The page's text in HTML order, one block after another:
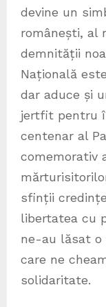
devine un
românești, al
demnității
Națională
dar aduce și
jertfit pentru
centenar al
comemorativ
sfinții
libertatea cu
ne-au lăsat o
care ne
solidaritate.